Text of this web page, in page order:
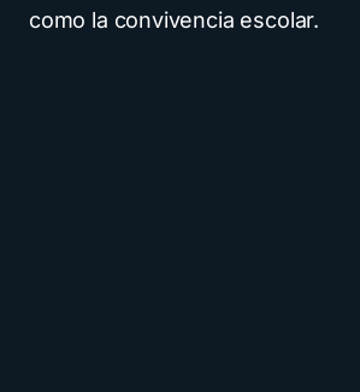
como la convivencia escolar.